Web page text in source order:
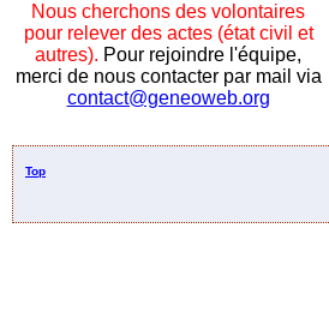
Nous cherchons des volontaires
pour relever des actes (état civil et
autres). Pour rejoindre l'équipe,
merci de nous contacter par mail via
contact@geneoweb.org
Top